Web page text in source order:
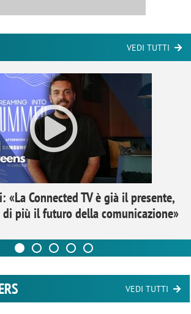
VEDI TUTTI
«La Connected TV è già il presente,
di più il futuro della comunicazione»
VEDI TUTTI